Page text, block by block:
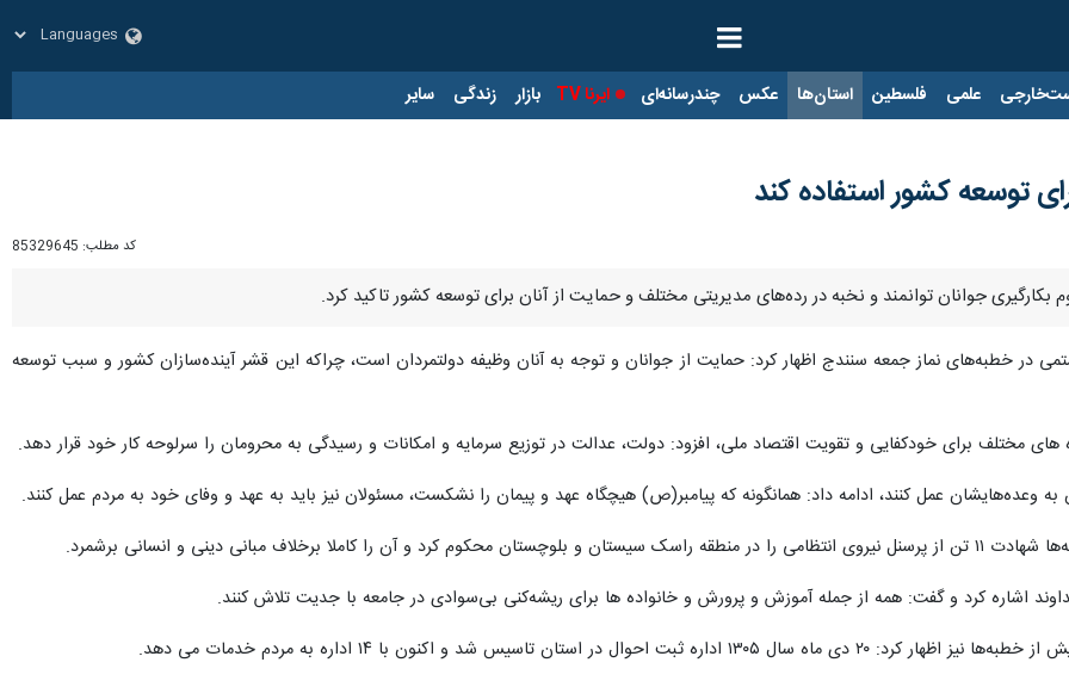
علمی فلسطین استان‌ها عکس چندرسانه‌ای ایرنا TV بازار زندگی سایر
توسعه کشور استفاده کند
کد مطلب: 85329645